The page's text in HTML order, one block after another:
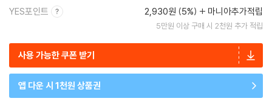
YES포인트 2,930원 (5%) 마니아추가적립
5만원 이상 구매 시 2천원 추가 적립
사용 가능한 쿠폰 받기
앱 다운 시 1천원 상품권